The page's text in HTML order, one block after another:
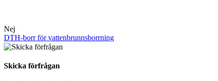
Nej
DTH-borr för vattenbrunnsborrning
Skicka förfrågan